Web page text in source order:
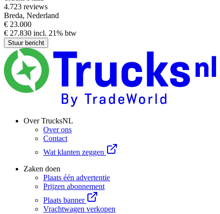
4.723 reviews
Breda, Nederland
€ 23.000
€ 27.830 incl. 21% btw
Stuur bericht
Over TrucksNL
Over ons
Contact
Wat klanten zeggen
Zaken doen
Plaats één advertentie
Prijzen abonnement
Plaats banner
Vrachtwagen verkopen